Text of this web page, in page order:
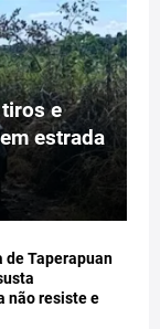
e
estrada
de Taperapuan
não resiste e